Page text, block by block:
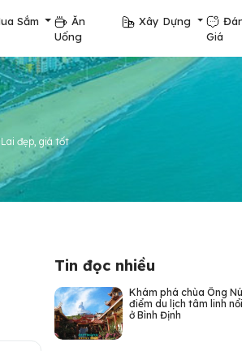
Sắm
Ăn
Uống
Xây Dựng
Giá
đẹp, giá tốt
Tin đọc nhiều
Khám phá chùa Ông
điểm du lịch tâm linh
ở Bình Định